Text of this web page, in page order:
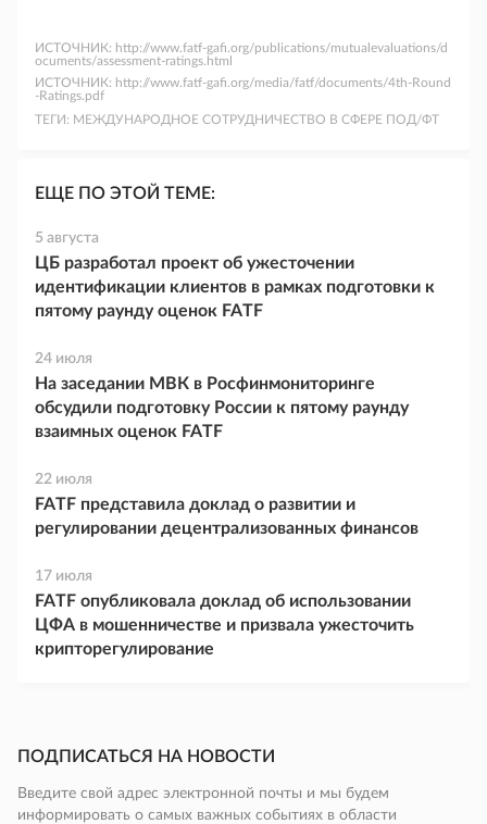
ИСТОЧНИК: http://www.fatf-gafi.org/publications/mutualevaluations/d
ocuments/assessment-ratings.html
ИСТОЧНИК: http://www.fatf-gafi.org/media/fatf/documents/4th-Round
-Ratings.pdf
ТЕГИ: МЕЖДУНАРОДНОЕ СОТРУДНИЧЕСТВО В СФЕРЕ ПОД/ФТ
ЕЩЕ ПО ЭТОЙ ТЕМЕ:
5 августа
ЦБ разработал проект об ужесточении
идентификации клиентов в рамках подготовки к
пятому раунду оценок FATF
24 июля
На заседании МВК в Росфинмониторинге
обсудили подготовку России к пятому раунду
взаимных оценок FATF
22 июля
FATF представила доклад о развитии и
регулировании децентрализованных финансов
17 июля
FATF опубликовала доклад об использовании
ЦФА в мошенничестве и призвала ужесточить
крипторегулирование
ПОДПИСАТЬСЯ НА НОВОСТИ
Введите свой адрес электронной почты и мы будем
информировать о самых важных событиях в области